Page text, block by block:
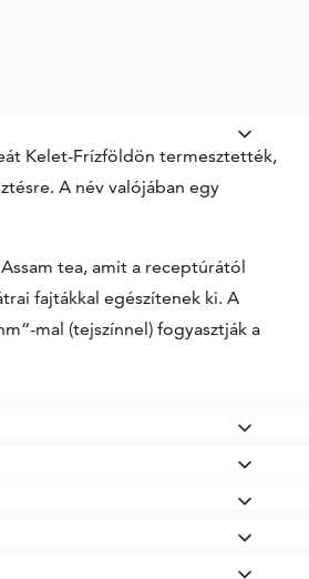
Kelet-Frízföldön termesztették,
A név valójában egy
tea, amit a receptúrától
fajtákkal egészítenek ki. A
mal (tejszínnel) fogyasztják a